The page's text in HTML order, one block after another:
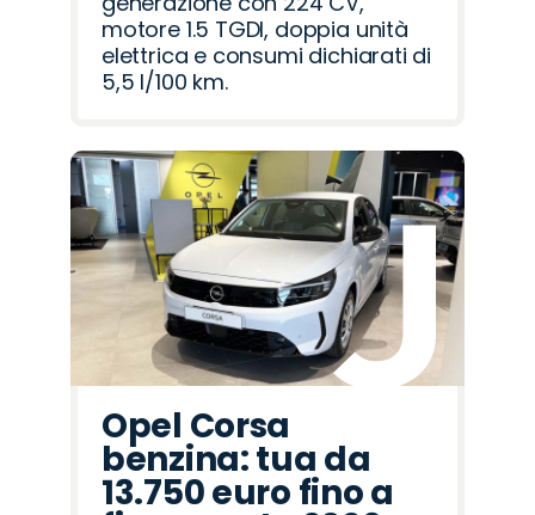
motore 1.5 TGDI, doppia unità
elettrica e consumi dichiarati di
5,5 l/100 km.
Opel Corsa
benzina: tua da
13.750 euro fino a